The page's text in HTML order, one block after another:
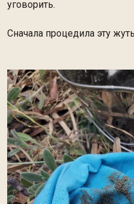
уговорить.
Сначала процедила эту